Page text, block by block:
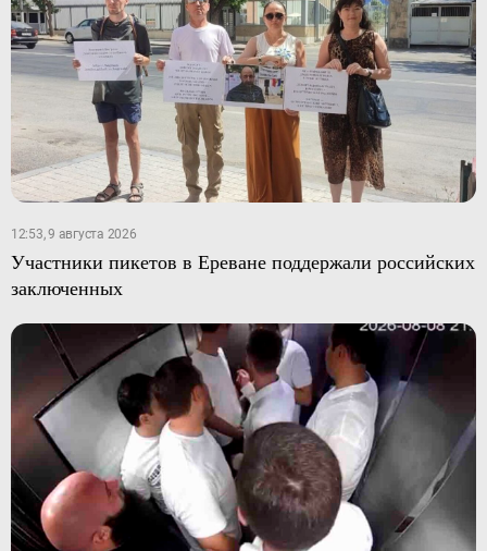
12:53, 9 августа 2026
Участники пикетов в Ереване поддержали российских
заключенных